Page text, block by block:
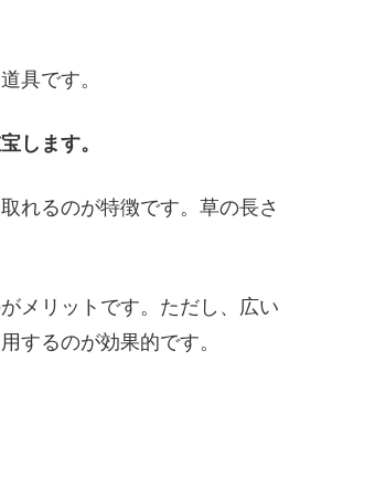
具です。
します。
れるのが特徴です。草の長さ
メリットです。ただし、広い
するのが効果的です。